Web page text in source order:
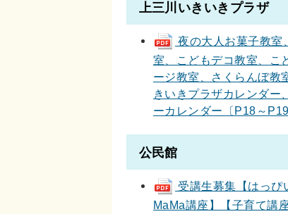
上三川いきいきプラザ
夜の大人お菓子教室
室、こどもデコ教室、こ
ージ教室、さくらんぼ教
きいきプラザカレンダー
ーカレンダー〔P18～
公民館
受講生募集【はっぴ
MaMa講座】【子育て講